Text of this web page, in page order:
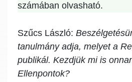
számában olvasható.
Szűcs László:
tanulmány adja, melyet a
publikál. Kezdjük mi is
Ellenpontok?